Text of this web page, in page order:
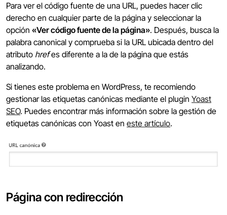
Para ver el código fuente de una URL, puedes hacer clic
derecho en cualquier parte de la página y seleccionar la
opción «Ver código fuente de la página». Después, busca la
palabra canonical y comprueba si la URL ubicada dentro del
atributo hrefes diferente a la de la página que estás
analizando.
Si tienes este problema en WordPress, te recomiendo
gestionar las etiquetas canónicas mediante el plugin Yoast
SEO. Puedes encontrar más información sobre la gestión de
etiquetas canónicas con Yoast en este artículo.
Página con redirección